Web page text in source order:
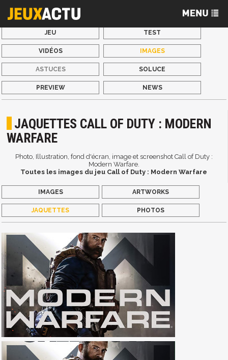
JEU TEST
VIDÉOS IMAGES
ASTUCES SOLUCE
PREVIEW NEWS
JAQUETTES CALL OF DUTY : MODERN
WARFARE
Photo, Illustration, fond d'écran, image et screenshot Call of Duty :
Modern Warfare.
Toutes les images du jeu Call of Duty : Modern Warfare
IMAGES ARTWORKS
JAQUETTES PHOTOS